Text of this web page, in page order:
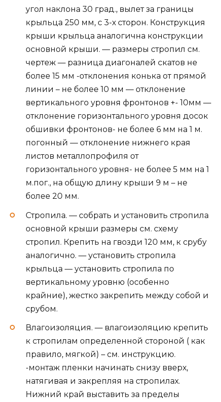
угол наклона 30 град., вылет за границы
крыльца 250 мм, с 3-х сторон. Конструкция
крыши крыльца аналогична конструкции
основной крыши. — размеры стропил см.
чертеж — разница диагоналей скатов не
более 15 мм -отклонения конька от прямой
линии – не более 10 мм — отклонение
вертикального уровня фронтонов +- 10мм —
отклонение горизонтального уровня досок
обшивки фронтонов- не более 6 мм на 1 м.
погонный — отклонение нижнего края
листов металлопрофиля от
горизонтального уровня- не более 5 мм на 1
м.пог., на общую длину крыши 9 м – не
более 20 мм.
Стропила. — собрать и установить стропила
основной крыши размеры см. схему
стропил. Крепить на гвозди 120 мм, к срубу
аналогично. — установить стропила
крыльца — установить стропила по
вертикальному уровню (особенно
крайние), жестко закрепить между собой и
срубом.
Влагоизоляция. — влагоизоляцию крепить
к стропилам определенной стороной ( как
правило, мягкой) – см. инструкцию.
-монтаж пленки начинать снизу вверх,
натягивая и закрепляя на стропилах.
Нижний край выставить за пределы